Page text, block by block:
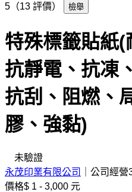
5（13 評價） 檢舉
特殊標籤貼紙(
抗靜電、抗凍
抗刮、阻燃、
膠、強黏)
未驗證
永茂印業有限公司
公司經營
價格$ 1 - 3,000 元